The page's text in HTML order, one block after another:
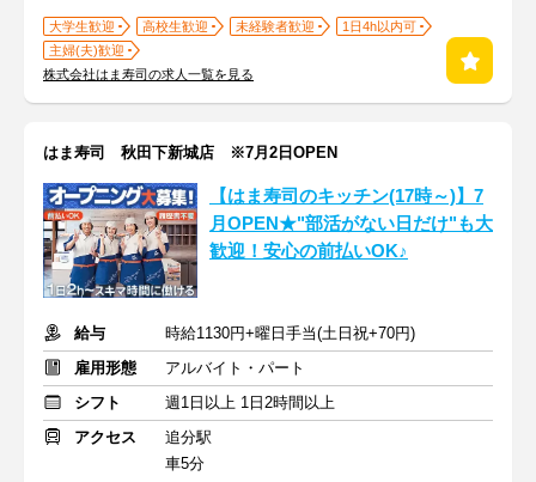
大学生歓迎 高校生歓迎 未経験者歓迎
1日4h以内可
主婦(夫)歓迎
株式会社はま寿司の求人一覧を見る
はま寿司 秋田下新城店 ※7月2日OPEN
【はま寿司のキッチン(17時～)】7
月OPEN★"部活がない日だけ"も大
歓迎！安心の前払いOK♪
給与
時給1130円+曜日手当(土日祝+70円)
雇用形態
アルバイト・パート
シフト
週1日以上 1日2時間以上
アクセス
追分駅
車5分